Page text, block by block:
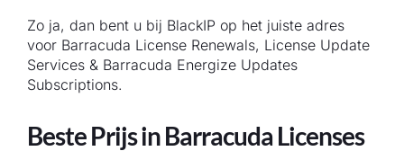
Zo ja, dan bent u bij BlackIP op het juiste adres
voor Barracuda License Renewals, License Update
Services & Barracuda Energize Updates
Subscriptions.
Beste Prijs in Barracuda Licenses